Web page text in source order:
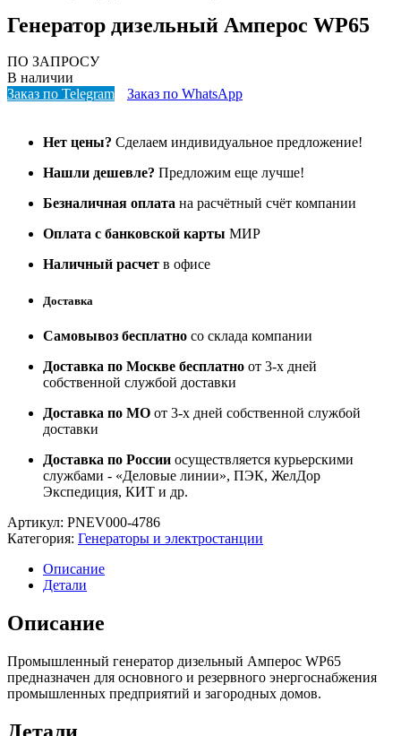
Генератор дизельный Амперос WP65
ПО ЗАПРОСУ
В наличии
Заказ по Telegram
Заказ по WhatsApp
Нет цены? Сделаем индивидуальное предложение!
Нашли дешевле? Предложим еще лучше!
Безналичная оплата на расчётный счёт компании
Оплата с банковской карты МИР
Наличный расчет в офисе
Доставка
Самовывоз бесплатно со склада компании
Доставка по Москве бесплатно от 3-х дней
собственной службой доставки
Доставка по МО от 3-х дней собственной службой
доставки
Доставка по России осуществляется курьерскими
службами - «Деловые линии», ПЭК, ЖелДор
Экспедиция, КИТ и др.
Артикул: PNEV000-4786
Категория: Генераторы и электростанции
Описание
Детали
Описание
Промышленный генератор дизельный Амперос WP65
предназначен для основного и резервного энергоснабжения
промышленных предприятий и загородных домов.